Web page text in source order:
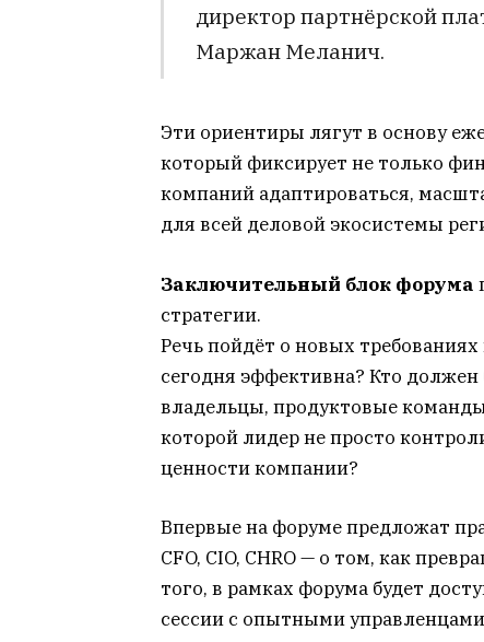
директор партнёрской
Маржан Меланич.
Эти ориентиры лягут в основу
который фиксирует не только
компаний адаптироваться,
для всей деловой экосистемы
Заключительный блок форума
стратегии.
Речь пойдёт о новых
сегодня эффективна? Кто
владельцы, продуктовые
которой лидер не просто
ценности компании?
Впервые на форуме предложат
CFO, CIO, CHRO — о том, как
того, в рамках форума будет
сессии с опытными